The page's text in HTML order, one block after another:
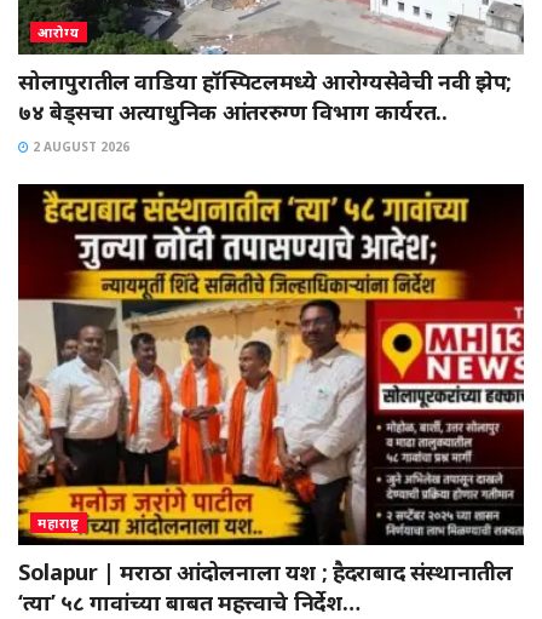
आरोग्य
सोलापुरातील वाडिया हॉस्पिटलमध्ये आरोग्यसेवेची नवी झेप;
७४ बेड्सचा अत्याधुनिक आंतररुग्ण विभाग कार्यरत..
2 AUGUST 2026
महाराष्ट्र
Solapur | मराठा आंदोलनाला यश ; हैदराबाद संस्थानातील
‘त्या’ ५८ गावांच्या बाबत महत्त्वाचे निर्देश…